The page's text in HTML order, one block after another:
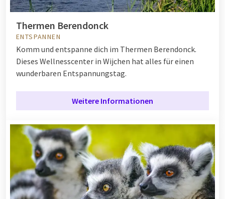
Thermen Berendonck
ENTSPANNEN
Komm und entspanne dich im Thermen Berendonck.
Dieses Wellnesscenter in Wijchen hat alles für einen
wunderbaren Entspannungstag.
Weitere Informationen